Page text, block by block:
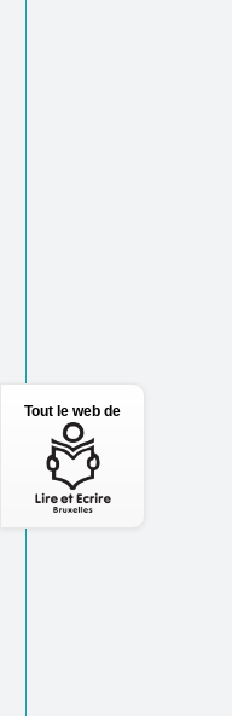
Tout le web de